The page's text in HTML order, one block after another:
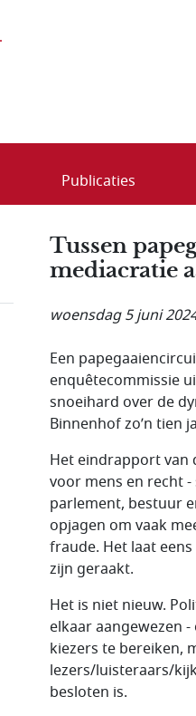
Publicaties
Tussen
mediacratie
woensdag 5 juni
Een
enquêtecommissie
snoeihard over de
Binnenhof zo’n tien
Het eindrapport van
voor mens en recht
parlement, bestuur
opjagen om vaak
fraude. Het laat
zijn geraakt.
Het is niet nieuw.
elkaar aangewezen
kiezers te bereiken,
lezers/luisteraars/
besloten is.